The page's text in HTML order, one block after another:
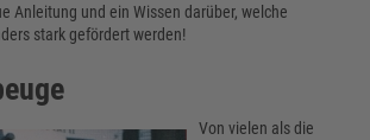
Anleitung und ein Wissen darüber, welche
stark gefördert werden!
Von vielen als die